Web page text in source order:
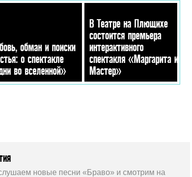
обман и поиски
о спектакле
во вселенной»
В Театре на Плющихе
состоится премьера
интерактивного
спектакля «Маргарита и
Мастер»
новые песни «Браво» и смотрим на